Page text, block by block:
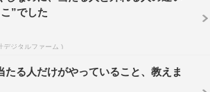
”でした
デジタルファーム )
たる人だけがやっていること、教えま